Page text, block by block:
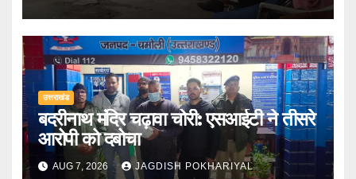
उत्तराखंड
बदरीनाथ मंदिर चढ़ावा चोरी: एसआईटी ने तीसरे
आरोपी को दबोचा
AUG 7, 2026 JAGDISH POKHARIYAL